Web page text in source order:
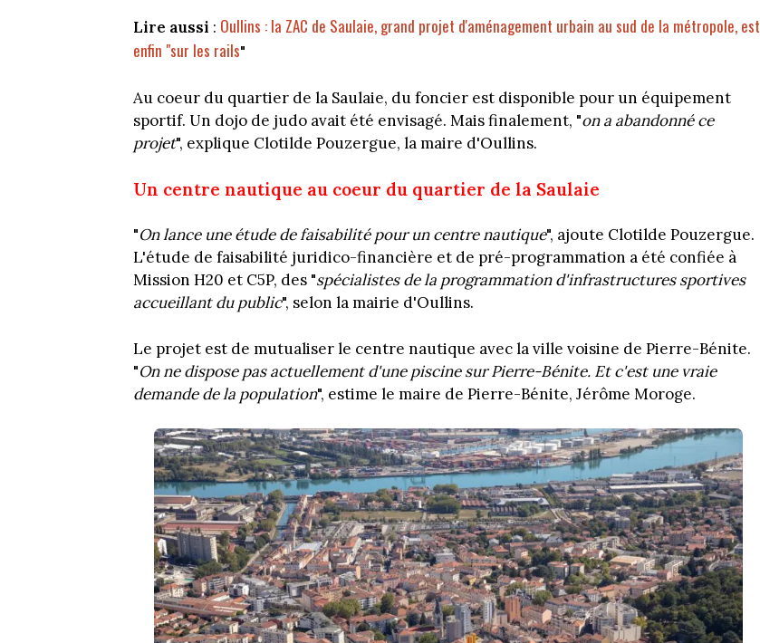
Lire aussi : Oullins : la ZAC de Saulaie, grand projet d'aménagement urbain au sud de la métropole, est
enfin "sur les rails"
Au coeur du quartier de la Saulaie, du foncier est disponible pour un équipement
sportif. Un dojo de judo avait été envisagé. Mais finalement, "on a abandonné ce
projet", explique Clotilde Pouzergue, la maire d'Oullins.
Un centre nautique au coeur du quartier de la Saulaie
"On lance une étude de faisabilité pour un centre nautique", ajoute Clotilde Pouzergue.
L'étude de faisabilité juridico-financière et de pré-programmation a été confiée à
Mission H20 et C5P, des "spécialistes de la programmation d'infrastructures sportives
accueillant du public", selon la mairie d'Oullins.
Le projet est de mutualiser le centre nautique avec la ville voisine de Pierre-Bénite.
"On ne dispose pas actuellement d'une piscine sur Pierre-Bénite. Et c'est une vraie
demande de la population", estime le maire de Pierre-Bénite, Jérôme Moroge.